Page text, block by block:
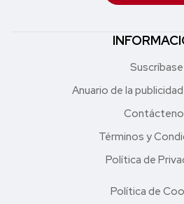
Suscríbase
Anuario de la
Términos y
Política de
Política de